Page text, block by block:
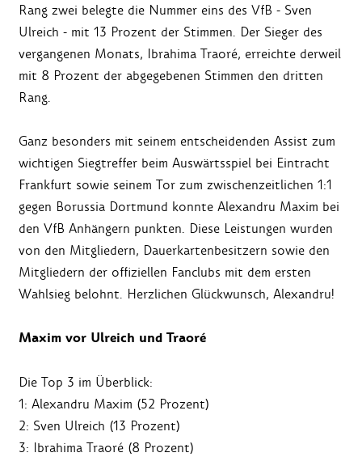
Rang zwei belegte die Nummer eins des VfB - Sven
Ulreich - mit 13 Prozent der Stimmen. Der Sieger des
vergangenen Monats, Ibrahima Traoré, erreichte derweil
mit 8 Prozent der abgegebenen Stimmen den dritten
Rang.
Ganz besonders mit seinem entscheidenden Assist zum
wichtigen Siegtreffer beim Auswärtsspiel bei Eintracht
Frankfurt sowie seinem Tor zum zwischenzeitlichen 1:1
gegen Borussia Dortmund konnte Alexandru Maxim bei
den VfB Anhängern punkten. Diese Leistungen wurden
von den Mitgliedern, Dauerkartenbesitzern sowie den
Mitgliedern der offiziellen Fanclubs mit dem ersten
Wahlsieg belohnt. Herzlichen Glückwunsch, Alexandru!
Maxim vor Ulreich und Traoré
Die Top 3 im Überblick:
1: Alexandru Maxim (52 Prozent)
2: Sven Ulreich (13 Prozent)
3: Ibrahima Traoré (8 Prozent)